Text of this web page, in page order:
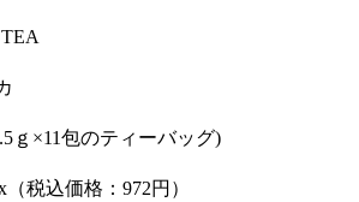
ｇ×11包のティーバッグ)
税込価格：972円）